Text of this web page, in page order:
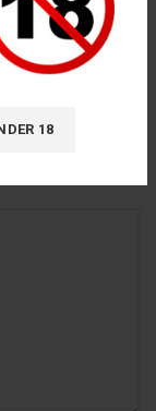
18
TẾT 2023”
Các trường bắt